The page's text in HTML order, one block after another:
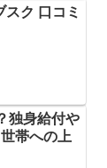
す。つまり、
ク 口コミ
独身給付や
帯への上